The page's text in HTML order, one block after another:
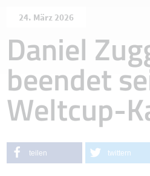
24. März 2026
Daniel
beendet
Weltcup-
teilen twittern